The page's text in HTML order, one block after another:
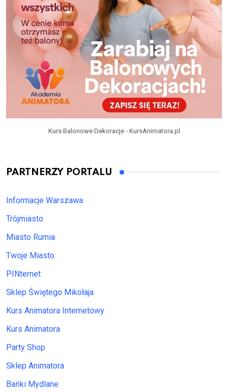
Kurs Balonowe Dekoracje - KursAnimatora.pl
PARTNERZY PORTALU
Informacje Warszawa
Trójmiasto
Miasto Rumia
Twoje Miasto
PINternet
Sklep Świętego Mikołaja
Kurs Animatora Internetowy
Kurs Animatora
Party Shop
Sklep Animatora
Bańki Mydlane